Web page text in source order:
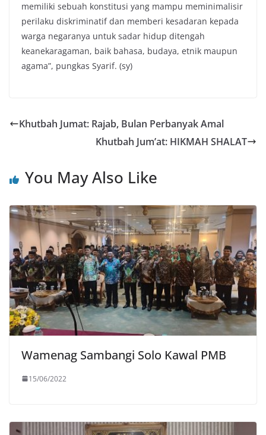
memiliki sebuah konstitusi yang mampu meminimalisir
perilaku diskriminatif dan memberi kesadaran kepada
warga negaranya untuk sadar hidup ditengah
keanekaragaman, baik bahasa, budaya, etnik maupun
agama”, pungkas Syarif. (sy)
Khutbah Jumat: Rajab, Bulan Perbanyak Amal
Khutbah Jum’at: HIKMAH SHALAT
You May Also Like
Wamenag Sambangi Solo Kawal PMB
15/06/2022